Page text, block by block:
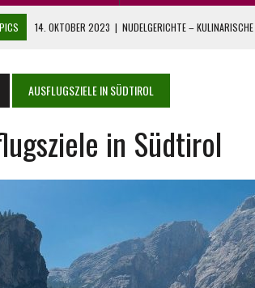
14. OKTOBER 2023 | NUDELGERICHTE –
2023 | PASTA AUS ITALIEN – ITALIENISCHE NUDELN
2025
BELIEBTE SCAMPI REZEPTE FÜR DEN SOMMER
AUSFLUGSZIELE IN SÜDTIROL
in Südtirol